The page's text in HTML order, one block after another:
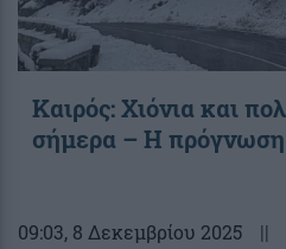
Καιρός: Χιόνια και
σήμερα – Η
09:03, 8 Δεκεμβρίου 2025 ||